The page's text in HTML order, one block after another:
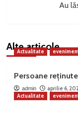
Au
Alte articole
Actualitate
Persoane
admin
aprilie 6,
Actualitate